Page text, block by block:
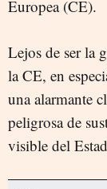
Europea (CE).
Lejos de ser la
la CE, en
una alarmante
peligrosa de
visible del